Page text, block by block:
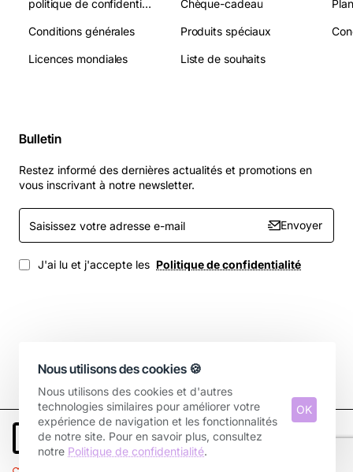
Nous utilisons des cookies 🍪
Nous utilisons des cookies et d'autres
technologies similaires pour améliorer votre
expérience de navigation et les fonctionnalités
de notre site. Pour en savoir plus, consultez
notre Politique de confidentialité.
OK
Ajouter au panier
politique de confidentialité
Conditions générales
Licences mondiales
Chèque-cadeau
Produits spéciaux
Liste de souhaits
Bulletin
Restez informé des dernières actualités et promotions en
vous inscrivant à notre newsletter.
Saisissez
votre
adresse
e-
mail
Envoyer
J'ai lu et j'accepte les Politique de confidentialité